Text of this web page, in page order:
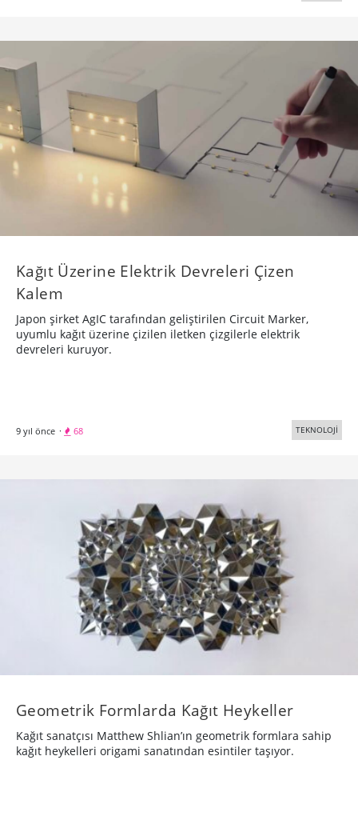
Kağıt Üzerine Elektrik Devreleri Çizen
Kalem
Japon şirket AgIC tarafından geliştirilen Circuit Marker,
uyumlu kağıt üzerine çizilen iletken çizgilerle elektrik
devreleri kuruyor.
9 yıl önce · 68 TEKNOLOJİ
​Geometrik Formlarda Kağıt Heykeller
Kağıt sanatçısı Matthew Shlian’ın geometrik formlara sahip
kağıt heykelleri origami sanatından esintiler taşıyor.